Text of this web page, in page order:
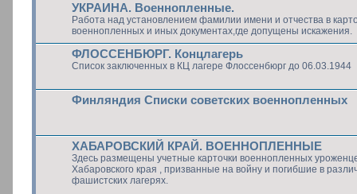
УКРАИНА. Военнопленные.
Работа над установлением фамилии имени и отчества в
военнопленных и иных документах,где допущены искажения.
ФЛОССЕНБЮРГ. Концлагерь
Список заключенных в КЦ лагере Флоссенбюрг до 06.03.1944
Финляндия Списки советских военнопленных
ХАБАРОВСКИЙ КРАЙ. ВОЕННОПЛЕННЫЕ
Здесь размещены учетные карточки военнопленных
Хабаровского края , призванные на войну и погибшие в
фашистских лагерях.